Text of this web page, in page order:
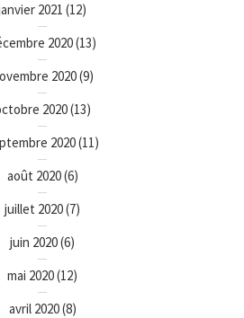
2021 (12)
2020(13)
2020(9)
2020(13)
2020(11)
août 2020(6)
juillet 2020(7)
juin 2020(6)
mai 2020(12)
avril 2020(8)